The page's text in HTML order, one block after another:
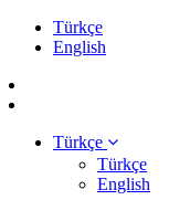
Türkçe
English
Türkçe
Türkçe
English